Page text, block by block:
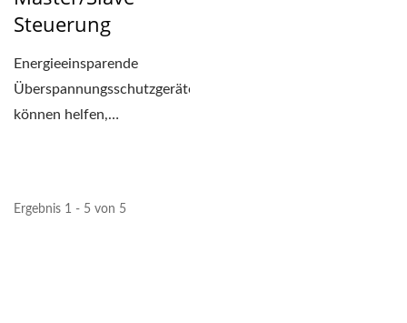
Steuerung
Energieeinsparende
Überspannungsschutzgeräte
können helfen,
Ergebnis 1 - 5 von 5